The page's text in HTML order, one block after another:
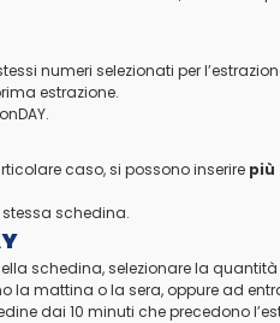
numeri selezionati per
estrazione.
caso, si possono inserire più
schedina.
schedina, selezionare la quantità
mattina o la sera, oppure ad
dai 10 minuti che precedono